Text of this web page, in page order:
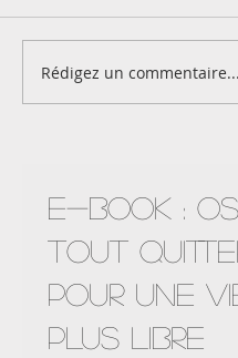
Le voyage
Rédigez un commentaire...
E-Book :
TOUT
POUR UNE
PLUS LIBRE